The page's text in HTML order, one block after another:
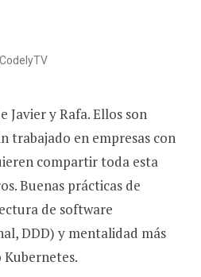
CodelyTV
Javier y Rafa. Ellos son
trabajado en empresas con
compartir toda esta
Buenas prácticas de
de software
DDD) y mentalidad más